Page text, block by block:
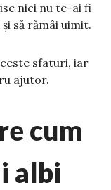
nici nu te-ai fi
să rămâi uimit.
sfaturi, iar
ajutor.
cum
albi